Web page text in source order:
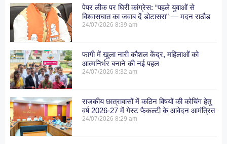
पेपर लीक पर घिरी कांग्रेस: “पहले युवाओं से
विश्वासघात का जवाब दें डोटासरा” — मदन राठौड़
24/07/20268:39 am
फागी में खुला नारी कौशल केंद्र, महिलाओं को
आत्मनिर्भर बनाने की नई पहल
24/07/20268:32 am
राजकीय छात्रावासों में कठिन विषयों की कोचिंग हेतु
वर्ष 2026-27 में गेस्ट फैकल्टी के आवेदन आमंत्रित
24/07/20268:29 am